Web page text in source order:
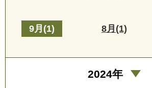
9月(1) 8月(1)
2024年